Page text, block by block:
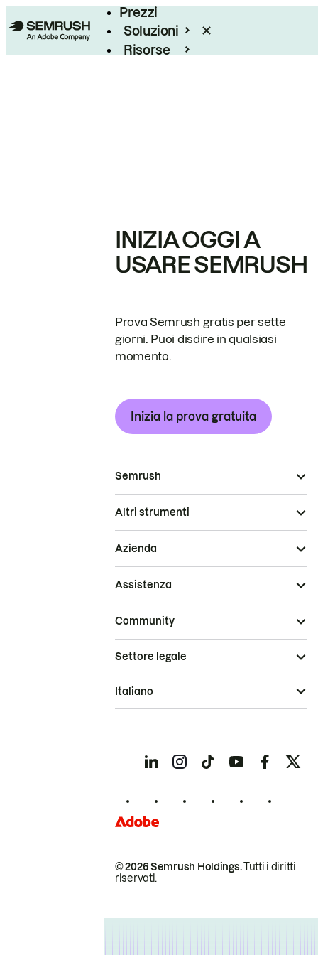
Prezzi
Soluzioni
Risorse
INIZIA OGGI A
USARE SEMRUSH
Prova Semrush gratis per sette
giorni. Puoi disdire in qualsiasi
momento.
Inizia la prova gratuita
Semrush
Altri strumenti
Azienda
Assistenza
Community
© 2026 Semrush Holdings.Tutti i diritti
riservati.
Settore legale
Italiano